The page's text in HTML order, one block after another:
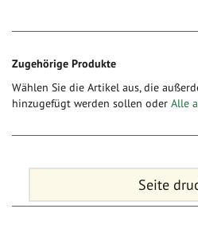
Zugehörige Produkte
Wählen Sie die Artikel aus, die
hinzugefügt werden sollen oder Alle
Seite